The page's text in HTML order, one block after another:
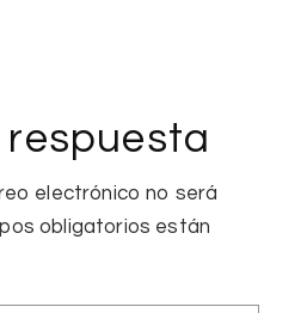
respuesta
electrónico no será
obligatorios están